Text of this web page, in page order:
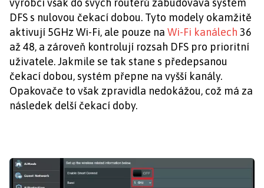
výrobci však do svých routerů zabudovává systém
DFS s nulovou čekací dobou. Tyto modely okamžitě
aktivují 5GHz Wi-Fi, ale pouze na Wi-Fi kanálech 36
až 48, a zároveň kontrolují rozsah DFS pro prioritní
uživatele. Jakmile se tak stane s předepsanou
čekací dobou, systém přepne na vyšší kanály.
Opakovače to však zpravidla nedokážou, což má za
následek delší čekací doby.